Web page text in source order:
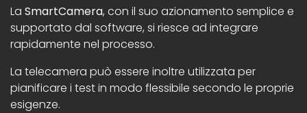
La SmartCamera, con il suo azionamento semplice e
supportato dal software, si riesce ad integrare
rapidamente nel processo.
La telecamera può essere inoltre utilizzata per
pianificare i test in modo flessibile secondo le proprie
esigenze.